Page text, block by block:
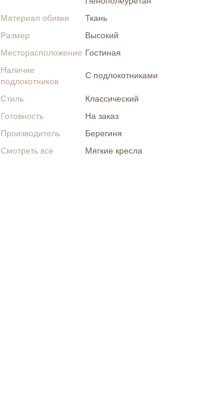
Материал обивки
Ткань
Размер
Высокий
Месторасположение Гостиная
Наличие
подлокотников
С подлокотниками
Стиль
Классический
Готовность
На заказ
Производитель
Берегиня
Смотреть все
Мягкие кресла